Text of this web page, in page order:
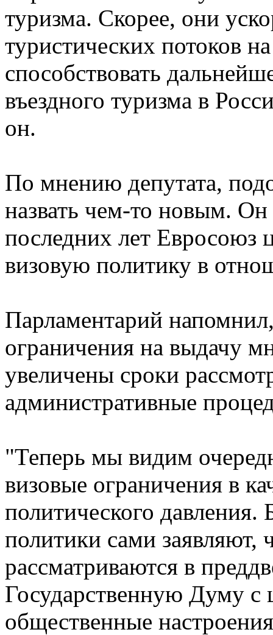
туризма. Скорее, они
туристических потоков
способствовать
въездного туризма в
он.
По мнению депутата,
назвать чем-то новым.
последних лет Евросоюз
визовую политику в
Парламентарий
ограничения на выдачу
увеличены сроки
административные
"Теперь мы видим
визовые ограничения в
политического давления.
политики сами
рассматриваются в
Государственную Думу с
общественные